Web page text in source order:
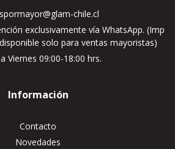
chile.cl
exclusivamente vía WhatsApp. (Imp
solo para ventas mayoristas)
Viernes 09:00-18:00 hrs.
Información
Contacto
Novedades